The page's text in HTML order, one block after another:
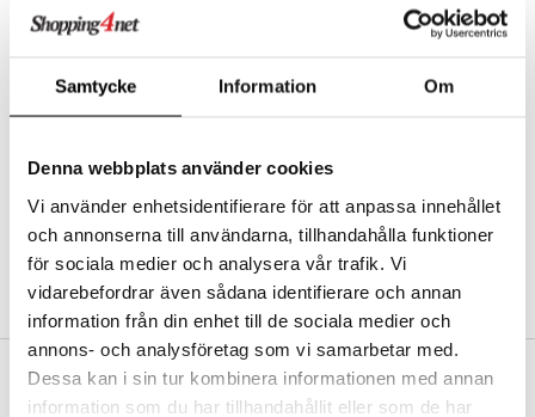
Samtycke Information Om
Denna webbplats använder cookies
Vi använder enhetsidentifierare för att anpassa innehållet
och annonserna till användarna, tillhandahålla funktioner
för sociala medier och analysera vår trafik. Vi
vidarebefordrar även sådana identifierare och annan
information från din enhet till de sociala medier och
annons- och analysföretag som vi samarbetar med.
Dessa kan i sin tur kombinera informationen med annan
information som du har tillhandahållit eller som de har
Luo uusi asiakas
Tilauksen tila & historiikki
Kestotilaus
Arvostele tuotteita
Toivelistat
LUO ASIAKAS
ILMAINEN TOIMITUS YLI 50 €